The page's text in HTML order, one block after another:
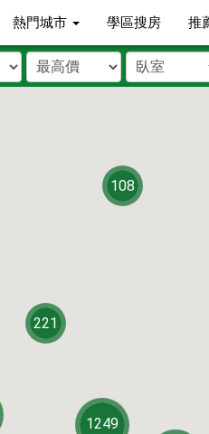
熱門城市 學區搜房 推
108
221
1249